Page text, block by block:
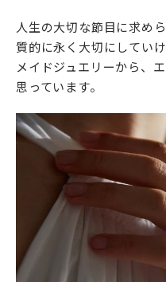
人生の大切な節目に求め
質的に永く大切にしてい
メイドジュエリーから、
思っています。